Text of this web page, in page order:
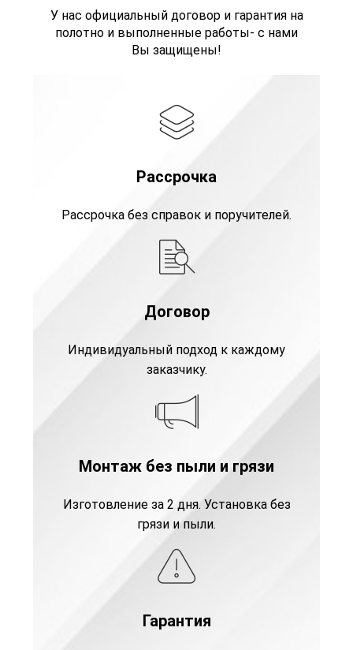
У нас официальный договор и гарантия на
полотно и выполненные работы- с нами
Вы защищены!
Рассрочка
Рассрочка без справок и поручителей.
Договор
Индивидуальный подход к каждому
заказчику.
Монтаж без пыли и грязи
Изготовление за 2 дня. Установка без
грязи и пыли.
Гарантия